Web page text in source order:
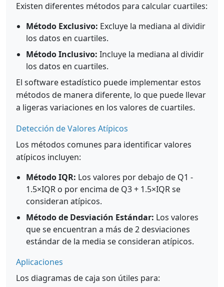
Existen diferentes métodos para calcular cuartiles:
Método Exclusivo: Excluye la mediana al dividir
los datos en cuartiles.
Método Inclusivo: Incluye la mediana al dividir
los datos en cuartiles.
El software estadístico puede implementar estos
métodos de manera diferente, lo que puede llevar
a ligeras variaciones en los valores de cuartiles.
Detección de Valores Atípicos
Los métodos comunes para identificar valores
atípicos incluyen:
Método IQR: Los valores por debajo de Q1 -
1.5×IQR o por encima de Q3 + 1.5×IQR se
consideran atípicos.
Método de Desviación Estándar: Los valores
que se encuentran a más de 2 desviaciones
estándar de la media se consideran atípicos.
Aplicaciones
Los diagramas de caja son útiles para: